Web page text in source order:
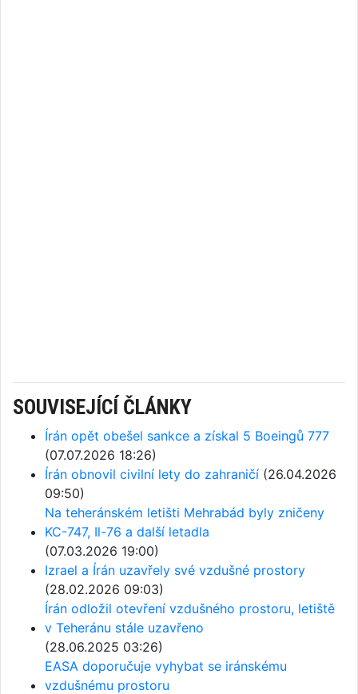
SOUVISEJÍCÍ ČLÁNKY
Írán opět obešel sankce a získal 5 Boeingů 777
(07.07.2026 18:26)
Írán obnovil civilní lety do zahraničí (26.04.2026
09:50)
Na teheránském letišti Mehrabád byly zničeny
KC-747, Il-76 a další letadla
(07.03.2026 19:00)
Izrael a Írán uzavřely své vzdušné prostory
(28.02.2026 09:03)
Írán odložil otevření vzdušného prostoru, letiště
v Teheránu stále uzavřeno
(28.06.2025 03:26)
EASA doporučuje vyhybat se iránskému
vzdušnému prostoru